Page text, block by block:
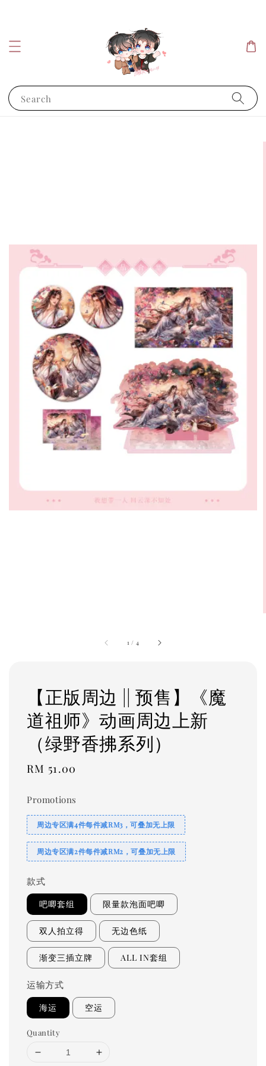
Search
1 / 4
【正版周边 || 预售】《魔
道祖师》动画周边上新
（绿野香拂系列）
Regular
RM 51.00
Promotions
周边专区满4件每件减RM3，可叠加无上限
周边专区满2件每件减RM2，可叠加无上限
款式
吧唧套组 限量款泡面吧唧
双人拍立得 无边色纸
渐变三插立牌 ALL IN套组
运输方式
海运 空运
Quantity